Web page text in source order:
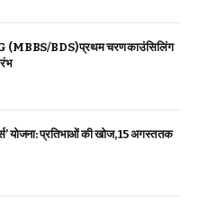
(MBBS/BDS) प्रथम चरण काउंसिलिंग
योजना: प्रतिभाओं की खोज, 15 अगस्त तक